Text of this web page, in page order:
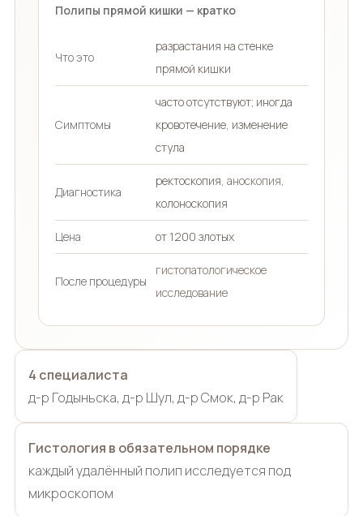
Полипы прямой кишки — кратко
Что это
разрастания на стенке
прямой кишки
Симптомы
часто отсутствуют; иногда
кровотечение, изменение
стула
Диагностика
ректоскопия, аноскопия
колоноскопия
Цена от 1200 злотых
После процедуры
гистопатологическое
исследование
4 специалиста
д-р Годыньска, д-р Шул, д-р Смок, д-р Рак
Гистология в обязательном порядке
каждый удалённый полип исследуется под
микроскопом